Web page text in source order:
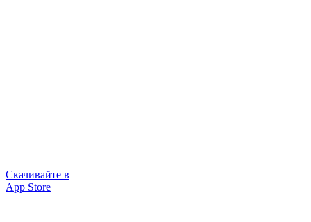
Скачивайте в
App Store